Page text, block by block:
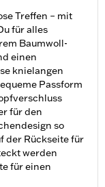
Treffen – mit
für alles
Baumwoll-
einen
knielangen
Passform
für den
so
der Rückseite für
werden
für einen